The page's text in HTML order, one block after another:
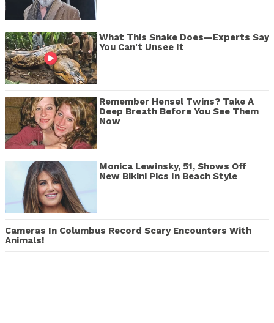
What This Snake Does—Experts Say
You Can't Unsee It
Remember Hensel Twins? Take A
Deep Breath Before You See Them
Now
Monica Lewinsky, 51, Shows Off
New Bikini Pics In Beach Style
Cameras In Columbus Record Scary Encounters With
Animals!